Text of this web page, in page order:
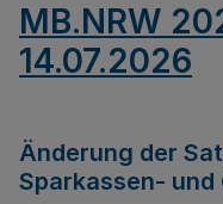
MB.NRW
14.07.2026
Änderung der
Sparkassen- und